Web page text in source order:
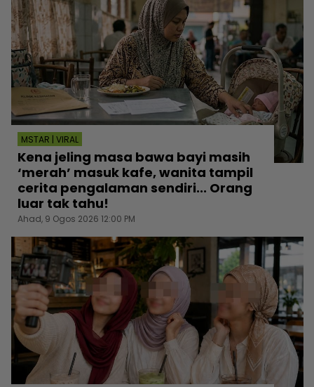
MSTAR | VIRAL
Kena jeling masa bawa bayi masih
‘merah’ masuk kafe, wanita tampil
cerita pengalaman sendiri... Orang
luar tak tahu!
Ahad, 9 Ogos 2026 12:00 PM